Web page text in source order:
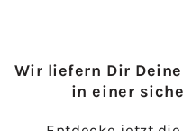
Wir liefern Dir
in einer